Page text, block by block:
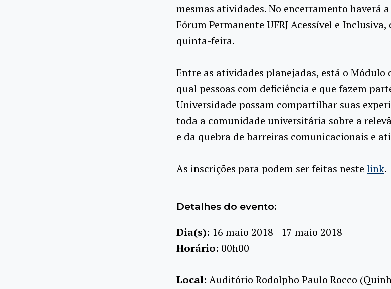
mesmas atividades. No encerramento haverá
Fórum Permanente UFRJ Acessível e
quinta-feira.
Entre as atividades planejadas, está o Módulo
qual pessoas com deficiência e que fazem
Universidade possam compartilhar suas
toda a comunidade universitária sobre a
e da quebra de barreiras comunicacionais e
As inscrições para podem ser feitas neste link.
Detalhes do evento:
Dia(s): 16 maio 2018 - 17 maio 2018
Horário: 00h00
Local: Auditório Rodolpho Paulo Rocco